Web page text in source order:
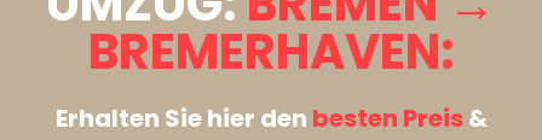
BREMERHAVEN:
Erhalten Sie hier den besten Preis&